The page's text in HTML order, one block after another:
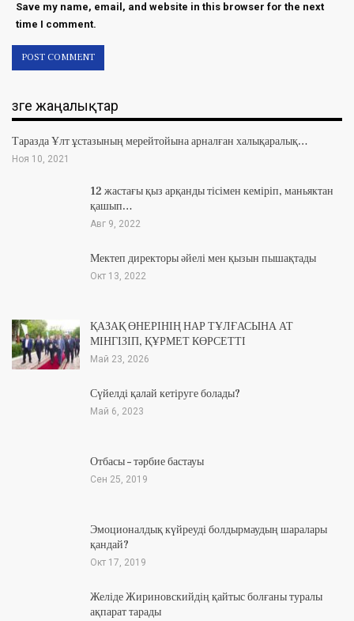
Save my name, email, and website in this browser for the next
time I comment.
Өзге жаңалықтар
Таразда Ұлт ұстазының мерейтойына арналған халықаралық…
Ноя 10, 2021
12 жастағы қыз арқанды тісімен кеміріп, маньяктан
қашып…
Авг 9, 2022
Мектеп директоры әйелі мен қызын пышақтады
Окт 13, 2022
ҚАЗАҚ ӨНЕРІНІҢ НАР ТҰЛҒАСЫНА АТ
МІНГІЗІП, ҚҰРМЕТ КӨРСЕТТІ
Май 23, 2026
Сүйелді қалай кетіруге болады?
Май 6, 2023
Отбасы – тәрбие бастауы
Сен 25, 2019
Эмоционалдық күйреуді болдырмаудың шаралары
қандай?
Окт 17, 2019
Желіде Жириновскийдің қайтыс болғаны туралы
ақпарат тарады